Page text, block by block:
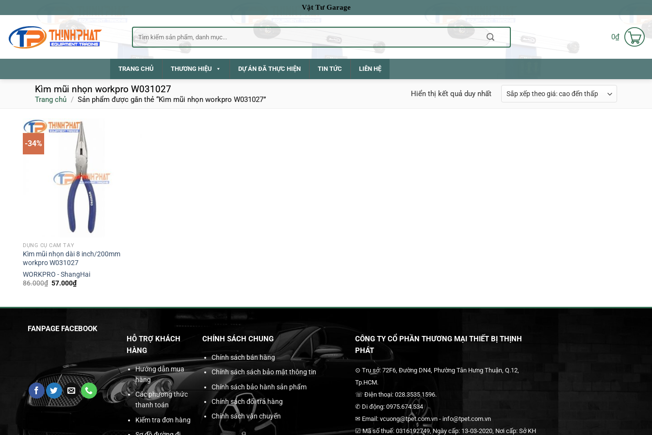
qua
dung
Vật Tư Garage
Tìm
kiếm:
0₫
TRANG CHỦ THƯƠNG HIỆU DỰ ÁN ĐÃ THỰC HIỆN TIN TỨC LIÊN HỆ
Kìm mũi nhọn workpro W031027
Trang chủ / Sản phẩm được gắn thẻ “Kìm mũi nhọn workpro W031027”
Hiển thị kết quả duy nhất
-34%
DỤNG CỤ CẦM TAY
Kìm mũi nhọn dài 8 inch/200mm
workpro W031027
WORKPRO - ShangHai
86.000₫ Giá
57.000₫Giá
hiện
57.000₫.
FANPAGE FACEBOOK
HỖ TRỢ KHÁCH
HÀNG
Hướng dẫn mua
hàng
Các phương thức
thanh toán
Kiểm tra đơn hàng
CHÍNH SÁCH CHUNG
Chính sách bán hàng
Chính sách sách bảo mật thông tin
Chính sách bảo hành sản phẩm
Chính sách đổi trả hàng
Chính sách vận chuyển
CÔNG TY CỔ PHẦN THƯƠNG MẠI THIẾT BỊ THỊNH
PHÁT
⊙ Trụ sở: 72F6, Đường DN4, Phường Tân Hưng Thuận, Q.12,
Tp.HCM.
☏ Điện thoại: 028.3535.1596.
✆ Di động: 0975.674.534
✉ Email: vcuong@tpet.com.vn - info@tpet.com.vn
☑ Mã số thuế: 0316192749, Ngày cấp: 13-03-2020, Nơi cấp: Sở KH